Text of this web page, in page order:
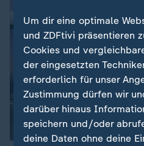
Um dir eine optimale
und ZDFtivi präsentieren
Cookies und
der eingesetzten
erforderlich für unser
Zustimmung dürfen wir
darüber hinaus
speichern und/oder
deine Daten ohne deine